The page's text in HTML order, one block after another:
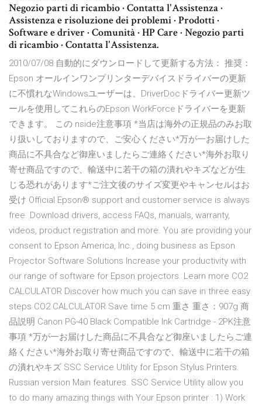
Negozio parti di ricambio · Contatta l'Assistenza ·
Assistenza e risoluzione dei problemi · Prodotti ·
Software e driver · Comunità · HP Care · Negozio parti
di ricambio · Contatta l'Assistenza.
2010/07/08 自動的にダウンロードして更新する方法： 推奨：
Epson オールインワンプリンターデバイスドライバーの更新
に不慣れなWindowsユーザーは、DriverDocドライバー更新ツ
ールを使用してこれらのEpson WorkForceドライバーを更新
できます。 この nside注意事項 *当店は海外の正規品のみお取
り扱いしておりますので、ご安心ください*万が一お届けした
商品に不具合など御座いましたらご連絡ください*海外お取り
寄せ商品ですので、輸送中に若干の箱の潰れやキズなどが生
じる恐れがあります*ご注文後のサイズ変更やキャンセルはお
受け Official Epson® support and customer service is always
free. Download drivers, access FAQs, manuals, warranty,
videos, product registration and more. You are providing your
consent to Epson America, Inc., doing business as Epson
Projector Software Solutions Increase your productivity with
our range of software for Epson projectors. Learn more CO2
CALCULATOR Discover how much you can save in three easy
steps CO2 CALCULATOR Save time 5 cm 重さ 重さ：907g 商
品説明 Canon PG-40 Black Compatible Ink Cartridge - 2PK注意
事項 *万が一お届けした商品に不具合など御座いましたらご連
絡ください*海外お取り寄せ商品ですので、輸送中に若干の箱
の潰れやキズ SSC Service Utility for Epson Stylus Printers.
Russian version Main features. SSC Service Utility allow you
to do many amazing things with Your Epson printer : 1) Work